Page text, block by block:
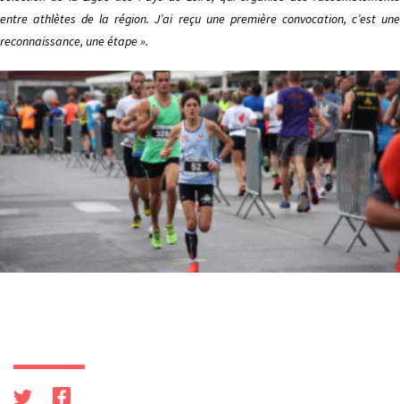
entre athlètes de la région. J’ai reçu une première convocation, c’est une
reconnaissance, une étape ».